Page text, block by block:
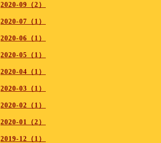
2020-09（2）
2020-07（1）
2020-06（1）
2020-05（1）
2020-04（1）
2020-03（1）
2020-02（1）
2020-01（2）
2019-12（1）